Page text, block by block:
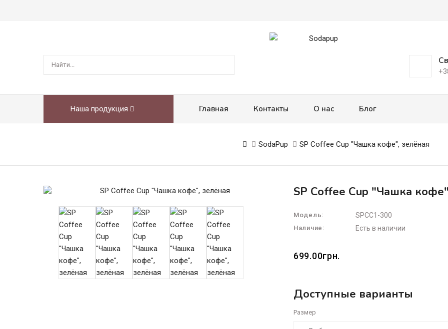
Наша продукция Главная Контакты О нас Блог
SodaPup SP Coffee Cup "Чашка кофе", зелёная
SP Coffee Cup "Чашка
Модель: SPCC1-300
Наличие: Есть в наличии
699.00грн.
Доступные варианты
Размер